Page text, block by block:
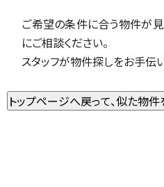
ご希望の条件に合う物件が
にご相談ください。
スタッフが物件探しをお手伝